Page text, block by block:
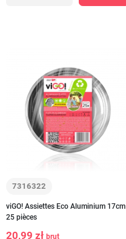
7316322
viGO! Assiettes Eco Aluminium 17cm
25 pièces
20,99 zł brut